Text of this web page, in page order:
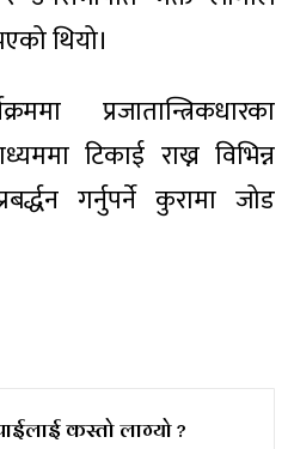
थियो।
प्रजातान्त्रिकधारका
टिकाई राख्न विभिन्न
गर्नुपर्ने कुरामा जोड
कस्तो लाग्यो ?